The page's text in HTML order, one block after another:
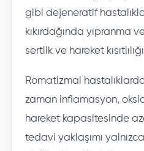
gibi dejeneratif
kıkırdağında yıpranma
sertlik ve hareket
Romatizmal
zaman inflamasyon,
hareket kapasitesinde
tedavi yaklaşımı